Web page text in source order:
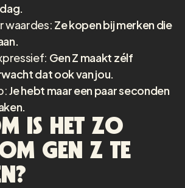
waardes: Ze kopen bij merken die
Gen Z maakt zélf
dat ook van jou.
Je hebt maar een paar seconden
is het zo
Gen Z te